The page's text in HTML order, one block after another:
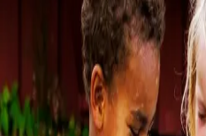
Hvordan lykkes med å
barnehagen? I denne boka
nøkler som kan åpne en
Her kan du lese om å gjøre
barnehagen og om hvordan
magiske leseopplevelser